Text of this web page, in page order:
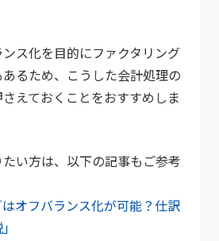
ス化を目的にファクタリング
るため、こうした会計処理の
えておくことをおすすめしま
い方は、以下の記事もご参考
はオフバランス化が可能？仕訳